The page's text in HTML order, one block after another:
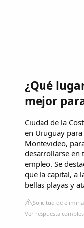
¿Qué
mejor
Ciudad de la
en Uruguay
Montevideo,
desarrollarse en
empleo. Se
que la capital, a
bellas playas y
Solicitud de
Ver respuesta